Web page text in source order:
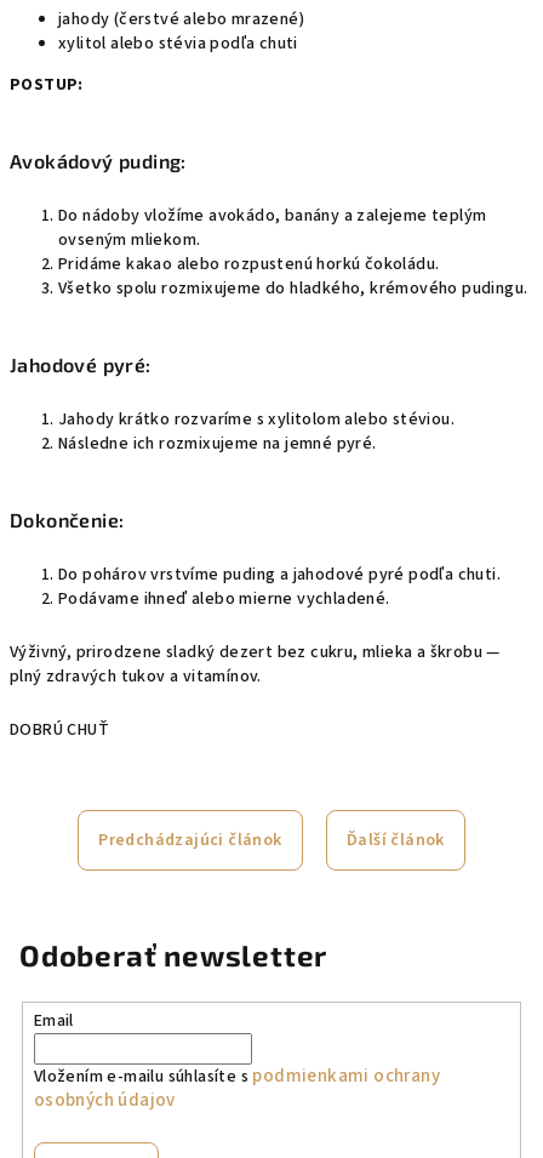
jahody (čerstvé alebo mrazené)
xylitol alebo stévia podľa chuti
POSTUP:
Avokádový puding:
Do nádoby vložíme avokádo, banány a zalejeme teplým
ovseným mliekom.
Pridáme kakao alebo rozpustenú horkú čokoládu.
Všetko spolu rozmixujeme do hladkého, krémového pudingu.
Jahodové pyré:
Jahody krátko rozvaríme s xylitolom alebo stéviou.
Následne ich rozmixujeme na jemné pyré.
Dokončenie:
Do pohárov vrstvíme puding a jahodové pyré podľa chuti.
Podávame ihneď alebo mierne vychladené.
Výživný, prirodzene sladký dezert bez cukru, mlieka a škrobu —
plný zdravých tukov a vitamínov.
DOBRÚ CHUŤ
Predchádzajúci článok Ďalší článok
Odoberať newsletter
Email
Vložením e-mailu súhlasíte s podmienkami ochrany
osobných údajov